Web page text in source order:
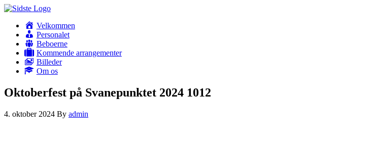
Velkommen
Personalet
Beboerne
Kommende arrangementer
Billeder
Om os
Oktoberfest på Svanepunktet 2024 1012
4. oktober 2024 By admin